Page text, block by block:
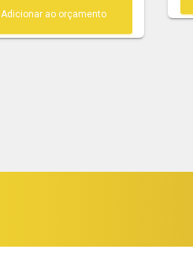
Adicionar ao orçamento